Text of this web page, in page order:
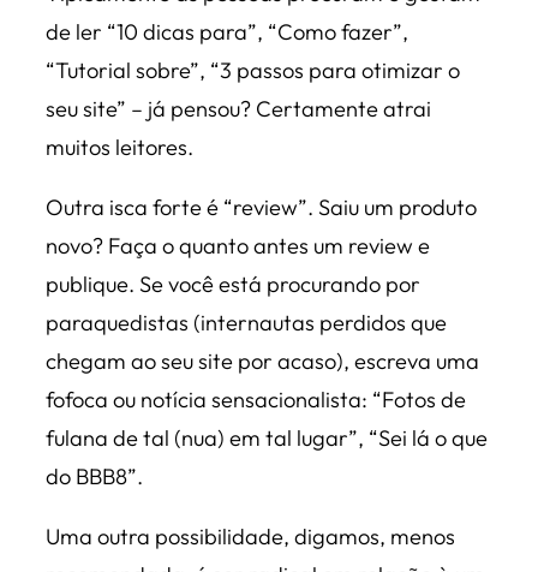
de ler “10 dicas para”, “Como fazer”,
“Tutorial sobre”, “3 passos para otimizar o
seu site” – já pensou? Certamente atrai
muitos leitores.
Outra isca forte é “review”. Saiu um produto
novo? Faça o quanto antes um review e
publique. Se você está procurando por
paraquedistas (internautas perdidos que
chegam ao seu site por acaso), escreva uma
fofoca ou notícia sensacionalista: “Fotos de
fulana de tal (nua) em tal lugar”, “Sei lá o que
do BBB8”.
Uma outra possibilidade, digamos, menos